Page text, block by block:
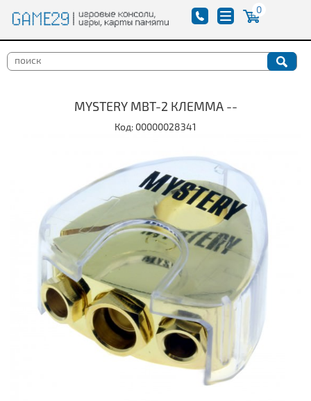
0
MYSTERY MBT-2 КЛЕММА --
Код: 00000028341